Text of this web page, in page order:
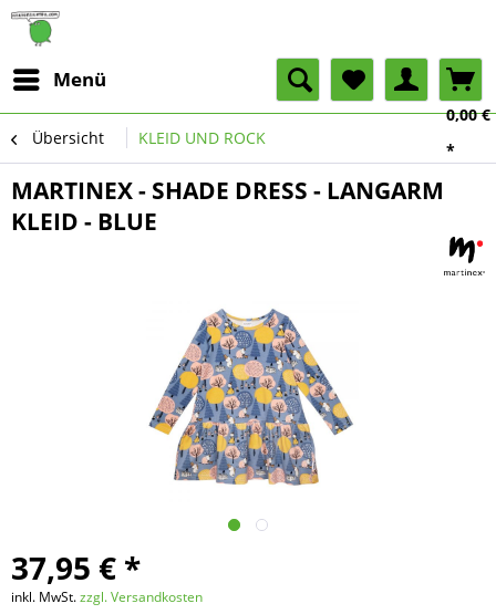
Menü
0,00 €
*
Übersicht KLEID UND ROCK
MARTINEX - SHADE DRESS - LANGARM
KLEID - BLUE
37,95 € *
inkl. MwSt.zzgl. Versandkosten